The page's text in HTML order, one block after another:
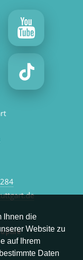
Ihnen die
Website zu
auf Ihrem
Daten